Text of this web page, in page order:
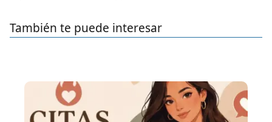
También te puede interesar